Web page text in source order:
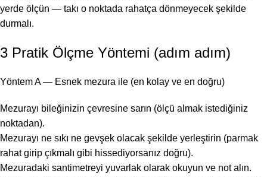
yerde ölçün — takı o noktada rahatça dönmeyecek şekilde
durmalı.
3 Pratik Ölçme Yöntemi (adım adım)
Yöntem A — Esnek mezura ile (en kolay ve en doğru)
Mezurayı bileğinizin çevresine sarın (ölçü almak istediğiniz
noktadan).
Mezurayı ne sıkı ne gevşek olacak şekilde yerleştirin (parmak
rahat girip çıkmalı gibi hissediyorsanız doğru).
Mezuradaki santimetreyi yuvarlak olarak okuyun ve not alın.